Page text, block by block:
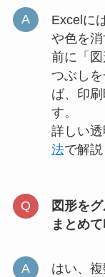
Excelに
や色を
前に「
つぶし
ば、印
す。
詳しい
法で解説
図形を
まとめ
はい、